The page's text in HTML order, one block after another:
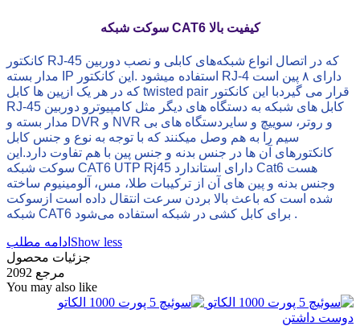
سوکت شبکه CAT6 کیفیت بالا
کانکتور RJ-45 که در اتصال انواع شبکه‌های کابلی و نصب دوربین
مدار بسته IP استفاده میشود .این کانکتور RJ-4 دارای ۸ پین است
که در هر یک ازپین ها کابل twisted pair قرار می گیردبا این کانکتور
RJ-45 کابل های شبکه به دستگاه های دیگر مثل کامپیوترو دوربین
مدار بسته و DVR و NVR و روتر، سوییچ و سایردستگاه های بی
سیم را به هم وصل میکنند که با توجه به نوع و جنس کابل
کانکتورهای آن ها در جنس بدنه و جنس پین با هم تفاوت دارد.این
سوکت شبکه CAT6 UTP Rj45 دارای استاندارد Cat6 هست
وجنس بدنه و پین های آن از ترکیبات طلا، مس، آلومینیوم ساخته
شده است که باعث بالا بردن سرعت انتقال داده است ازسوکت
شبکه CAT6 برای کابل‌ کشی در شبکه استفاده می‌شود .
ادامه مطلب Show less
جزئیات محصول
مرجع 2092
You may also like
دوست داشتن